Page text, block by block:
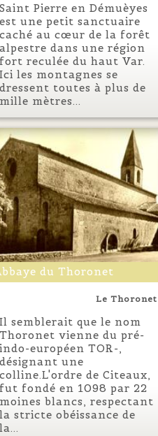
Saint Pierre en Démuèyes
est une petit sanctuaire
caché au cœur de la forêt
alpestre dans une région
fort reculée du haut Var.
Ici les montagnes se
dressent toutes à plus de
mille mètres...
du Thoronet
Le Thoronet
Il semblerait que le nom
Thoronet vienne du pré-
indo-européen TOR-,
désignant une
colline.L'ordre de Citeaux,
fut fondé en 1098 par 22
moines blancs, respectant
la stricte obéissance de
la...